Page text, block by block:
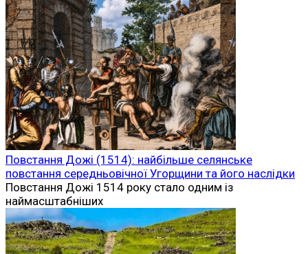
Повстання Дожі (1514): найбільше селянське
повстання середньовічної Угорщини та його наслідки
Повстання Дожі 1514 року стало одним із
наймасштабніших